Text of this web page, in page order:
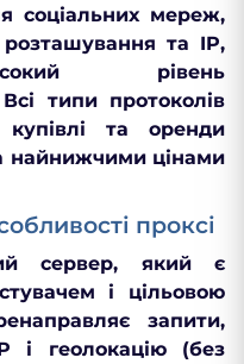
соціальних мереж,
та IP,
рівень
типи протоколів
та оренди
найнижчими цінами
проксі
сервер, який є
і цільовою
запити,
і геолокацію (без